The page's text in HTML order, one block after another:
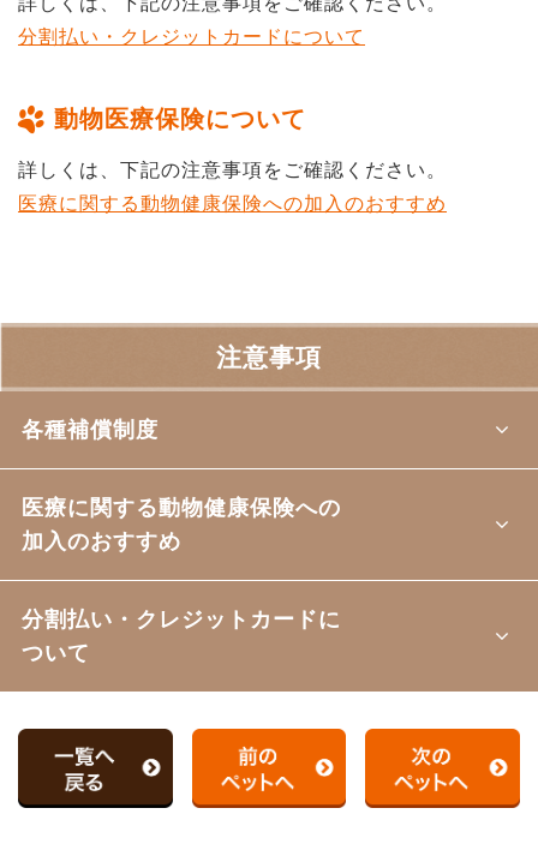
分割払い・クレジットカードについて
動物医療保険について
詳しくは、下記の注意事項をご確認ください。
医療に関する動物健康保険への加入のおすすめ
注意事項
各種補償制度
医療に関する動物健康保険への
加入のおすすめ
分割払い・クレジットカードに
ついて